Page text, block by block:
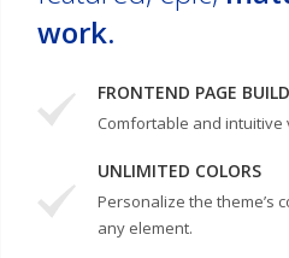
work.
FRONTEND PAGE
Comfortable and
UNLIMITED COLORS
Personalize the theme’s
any element.